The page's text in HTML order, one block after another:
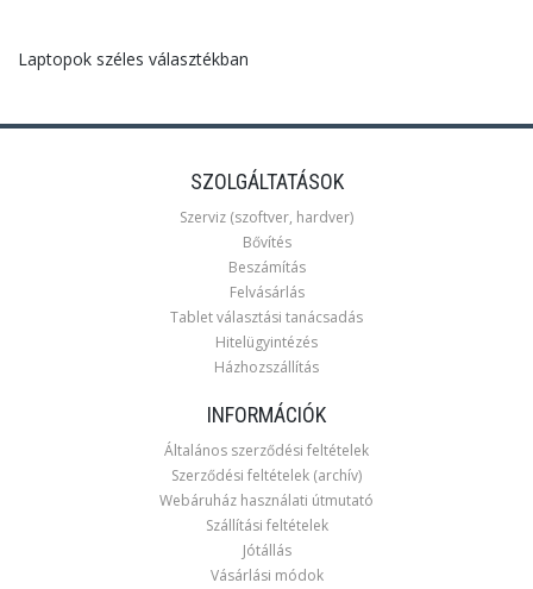
Laptopok széles választékban
SZOLGÁLTATÁSOK
Szerviz (szoftver, hardver)
Bővítés
Beszámítás
Felvásárlás
Tablet választási tanácsadás
Hitelügyintézés
Házhozszállítás
INFORMÁCIÓK
Általános szerződési feltételek
Szerződési feltételek (archív)
Webáruház használati útmutató
Szállítási feltételek
Jótállás
Vásárlási módok